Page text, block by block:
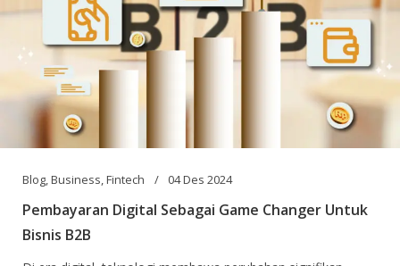
Blog,Business,Fintech 04 Des 2024
Pembayaran Digital Sebagai Game Changer Untuk
Bisnis B2B